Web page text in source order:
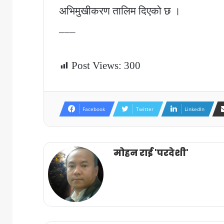
अभिमुखीकरण तालिम दिएको छ ।
–––
Post Views: 300
Facebook Twitter LinkedIn
मोहन राई 'परदेशी'